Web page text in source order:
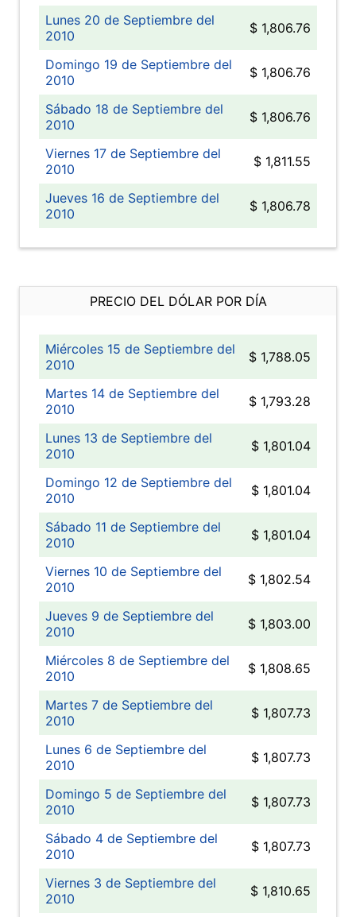
Lunes 20 de Septiembre del
2010
$ 1,806.76
Domingo 19 de Septiembre del
2010
$ 1,806.76
Sábado 18 de Septiembre del
2010
$ 1,806.76
Viernes 17 de Septiembre del
2010
$ 1,811.55
Jueves 16 de Septiembre del
2010
$ 1,806.78
PRECIO DEL DÓLAR POR DÍA
Miércoles 15 de Septiembre del
2010
$ 1,788.05
Martes 14 de Septiembre del
2010
$ 1,793.28
Lunes 13 de Septiembre del
2010
$ 1,801.04
Domingo 12 de Septiembre del
2010
$ 1,801.04
Sábado 11 de Septiembre del
2010
$ 1,801.04
Viernes 10 de Septiembre del
2010
$ 1,802.54
Jueves 9 de Septiembre del
2010
$ 1,803.00
Miércoles 8 de Septiembre del
2010
$ 1,808.65
Martes 7 de Septiembre del
2010
$ 1,807.73
Lunes 6 de Septiembre del
2010
$ 1,807.73
Domingo 5 de Septiembre del
2010
$ 1,807.73
Sábado 4 de Septiembre del
2010
$ 1,807.73
Viernes 3 de Septiembre del
2010
$ 1,810.65